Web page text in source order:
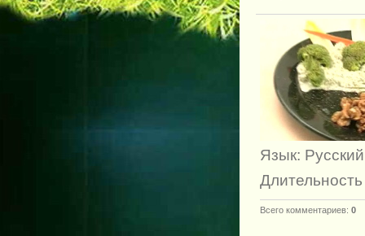
Язык: Русский
Всего комментариев: 0